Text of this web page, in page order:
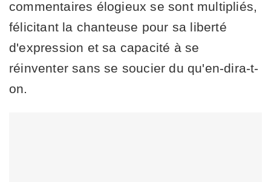
commentaires élogieux se sont multipliés,
félicitant la chanteuse pour sa liberté
d'expression et sa capacité à se
réinventer sans se soucier du qu'en-dira-t-
on.